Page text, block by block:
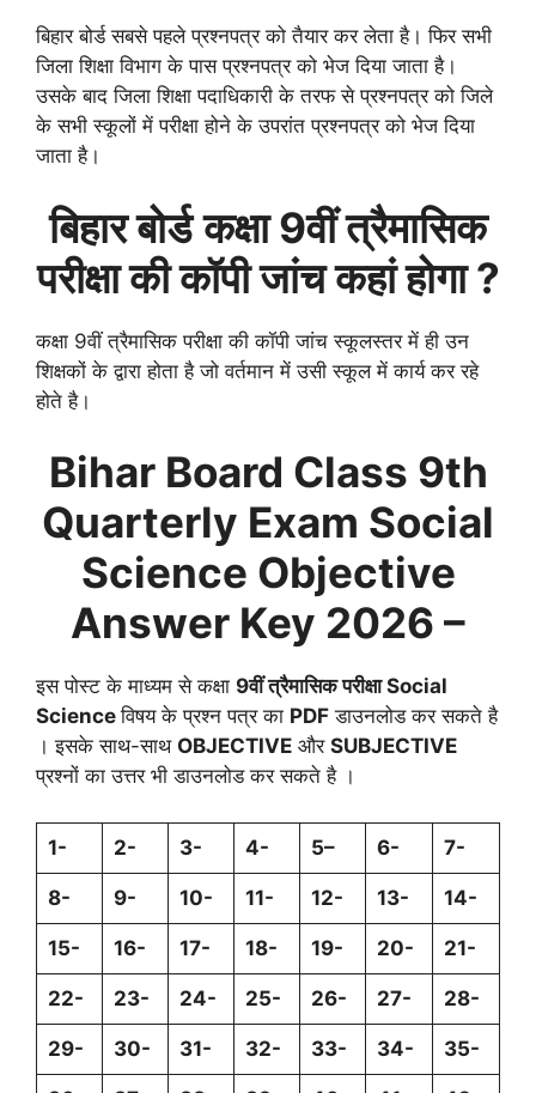
बिहार बोर्ड सबसे पहले प्रश्नपत्र को तैयार कर लेता है। फिर सभी
जिला शिक्षा विभाग के पास प्रश्नपत्र को भेज दिया जाता है।
उसके बाद जिला शिक्षा पदाधिकारी के तरफ से प्रश्नपत्र को जिले
के सभी स्कूलों में परीक्षा होने के उपरांत प्रश्नपत्र को भेज दिया
जाता है।
बिहार बोर्ड कक्षा 9वींत्रैमासिक
परीक्षा की कॉपी जांच कहां होगा ?
कक्षा 9वीं त्रैमासिक परीक्षा की कॉपी जांच स्कूलस्तर में ही उन
शिक्षकों के द्वारा होता है जो वर्तमान में उसी स्कूल में कार्य कर रहे
होते है।
Bihar Board Class 9th
Quarterly Exam Social
Science Objective
Answer Key 2026 –
इस पोस्ट के माध्यम से कक्षा 9वींत्रैमासिकपरीक्षा Social
Scienceविषय के प्रश्न पत्र का PDF डाउनलोड कर सकते है
। इसके साथ-साथ OBJECTIVE और SUBJECTIVE
प्रश्नों का उत्तर भी डाउनलोड कर सकते है ।
1- 2- 3- 4- 5– 6- 7-
8- 9- 10- 11- 12- 13- 14-
15- 16- 17- 18- 19- 20- 21-
22- 23- 24- 25- 26- 27- 28-
29- 30- 31- 32- 33- 34- 35-